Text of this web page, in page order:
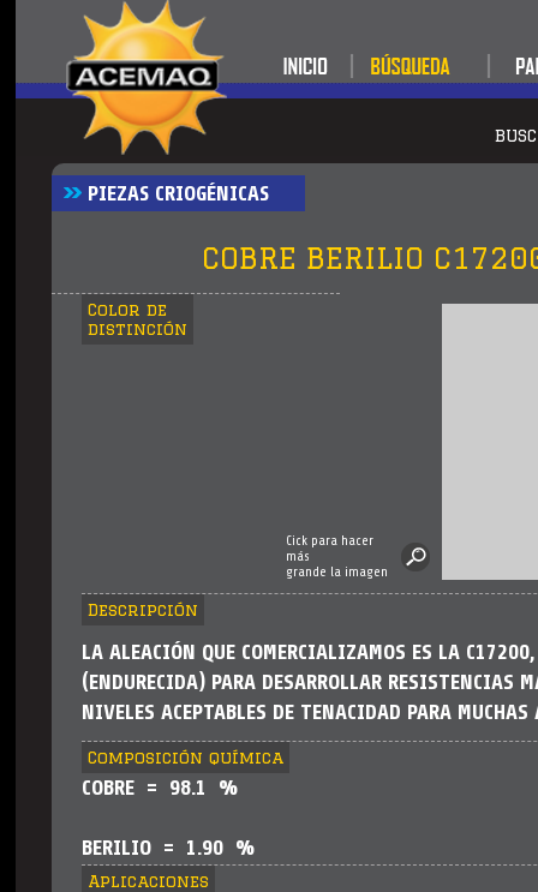
PIEZAS CRIOGÉNICAS
COBRE BERILIO
Color de
distinción
Cick para hacer
más
grande la imagen
Descripción
LA ALEACIÓN QUE COMERCIALIZAMOS ES LA
(ENDURECIDA) PARA DESARROLLAR RESISTENCIAS
NIVELES ACEPTABLES DE TENACIDAD PARA
Composición química
COBRE = 98.1 %
BERILIO = 1.90 %
Aplicaciones